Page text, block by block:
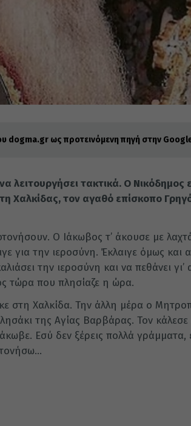
dogma.gr ως προτεινόμενη πηγή στην
λειτουργήσει τακτικά. Ο Νικόδημος
Χαλκίδας, τον αγαθό επίσκοπο
Ο Ιάκωβος τ’ άκουσε με
για την ιεροσύνη. Έκλαιγε όμως και
την ιεροσύνη και να πεθάνει γι’
τώρα που πλησίαζε η ώρα.
στη Χαλκίδα. Την άλλη μέρα ο
της Αγίας Βαρβάρας. Τον
Εσύ δεν ξέρεις πολλά γράμματα,